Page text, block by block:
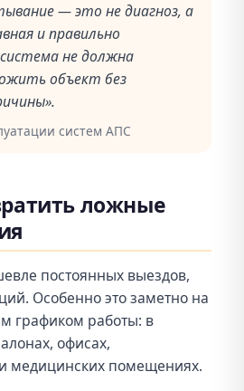
— это не диагноз, а
и правильно
не должна
объект без
систем АПС
ложные
постоянных выездов,
Особенно это заметно на
графиком работы: в
офисах,
медицинских помещениях.